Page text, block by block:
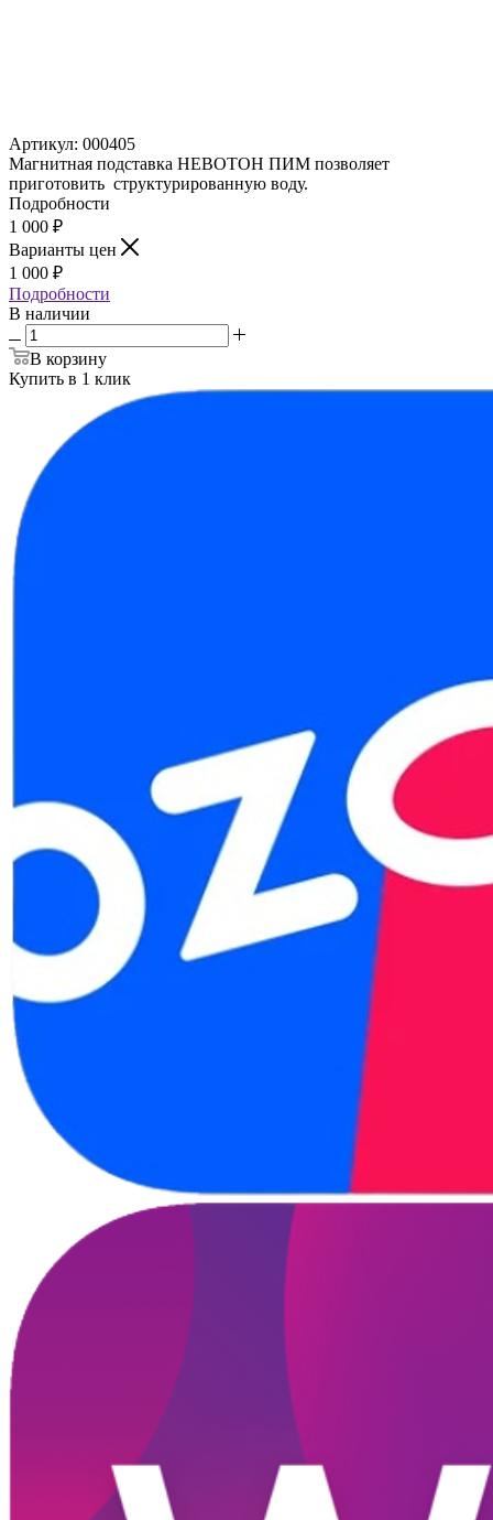
Артикул: 000405
Магнитная подставка НЕВОТОН ПИМ позволяет
приготовить структурированную воду.
Подробности
1 000 ₽
Варианты цен
1 000 ₽
Подробности
В наличии
В корзину
Купить в 1 клик